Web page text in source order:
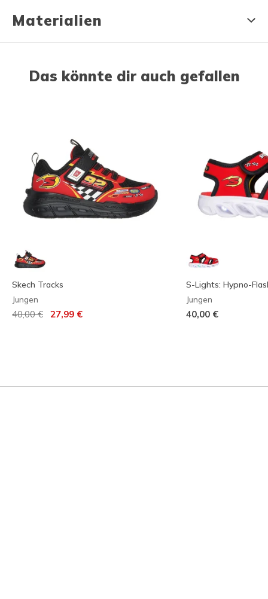
Materialien
Das könnte dir auch gefallen
Skech Tracks
Jungen
Reduziert von
40,00 € auf
27,99 €
S-Lights: Hypno-
Jungen
40,00 €